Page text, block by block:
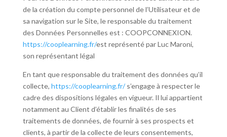
de la création du compte personnel de l’Utilisateur et de
sa navigation sur le Site, le responsable du traitement
des Données Personnelles est : COOPCONNEXION.
https://cooplearning.fr/est représenté par Luc Maroni,
son représentant légal
En tant que responsable du traitement des données qu’il
collecte, https://cooplearning.fr/s’engage à respecter le
cadre des dispositions légales en vigueur. Il lui appartient
notamment au Client d’établir les finalités de ses
traitements de données, de fournir à ses prospects et
clients, à partir de la collecte de leurs consentements,